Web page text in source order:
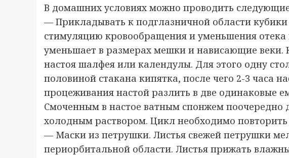
В домашних условиях можно проводить
— Прикладывать к подглазничной области кубики
стимуляцию кровообращения и уменьшения отека
уменьшает в размерах мешки и нависающие веки.
настоя шалфея или календулы. Для этого одну
половиной стакана кипятка, после чего 2-3 часа
процеживания настой разлить в две одинаковые
Смоченным в настое ватным спонжем поочередно
холодным раствором. Цикл необходимо повторить
— Маски из петрушки. Листья свежей петрушки
периорбитальной области. Листья прижать